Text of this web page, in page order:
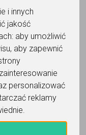
i innych
jakość
aby umożliwić
, aby zapewnić
personalizować
reklamy
.
personalizacja
plan, własne
FV ◀◀◀Czytaj
68 opinii